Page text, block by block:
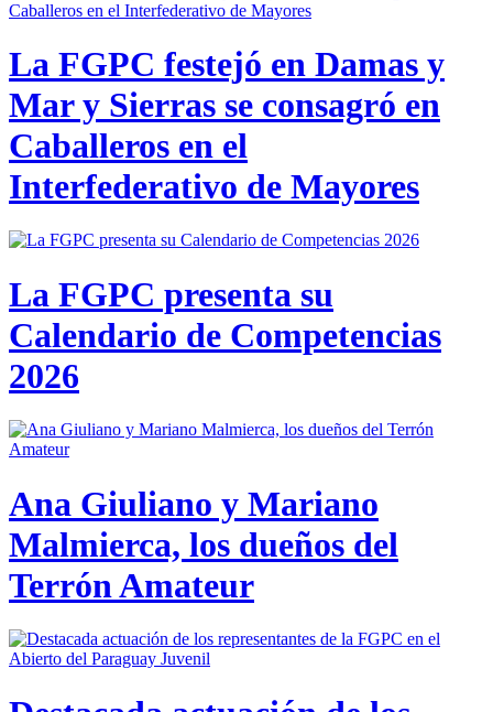
La FGPC festejó en Damas y
Mar y Sierras se consagró en
Caballeros en el
Interfederativo de Mayores
La FGPC presenta su
Calendario de Competencias
2026
Ana Giuliano y Mariano
Malmierca, los dueños del
Terrón Amateur